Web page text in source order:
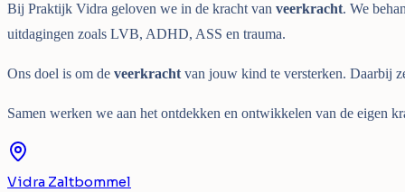
Bij Praktijk Vidra geloven we in de kracht van veerkracht. We
uitdagingen zoals LVB, ADHD, ASS en trauma.
Ons doel is om de veerkracht van jouw kind te versterken. Daarbij
Samen werken we aan het ontdekken en ontwikkelen van de eigen
Vidra Zaltbommel